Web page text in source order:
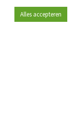
Alles accepteren